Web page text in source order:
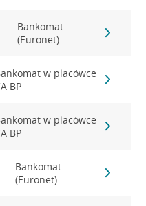
Bankomat
(Euronet)
w placówce
BP
w placówce
BP
Bankomat
(Euronet)